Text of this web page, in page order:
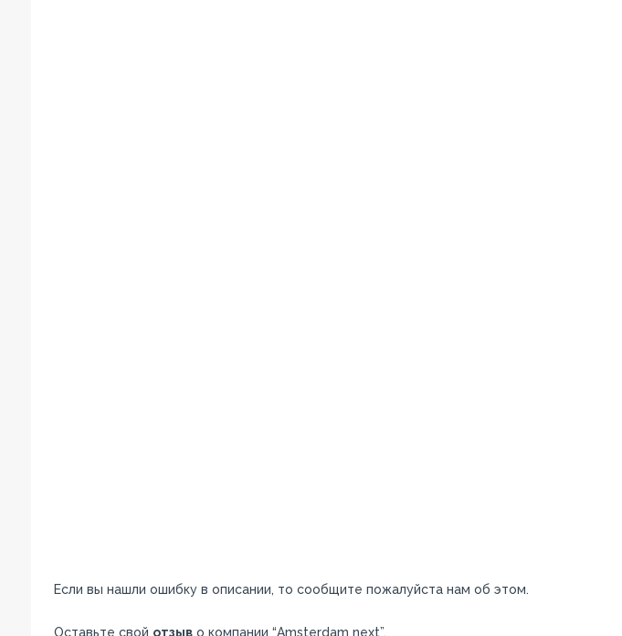
Если вы нашли ошибку в описании, то сообщите пожалуйста нам об этом.
Оставьте свой отзыво компании “Amsterdam next”.